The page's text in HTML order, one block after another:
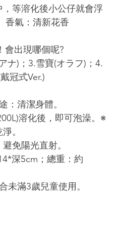
等溶化後小公仔就會浮
香氣：清新花香
會出現哪個呢?
ナ)；3.雪寶(オラフ)；4.
冠式Ver.)
：清潔身體。
溶化後，即可泡澡。※
。
免陽光直射。
深5cm；總重：約
未滿3歲兒童使用。